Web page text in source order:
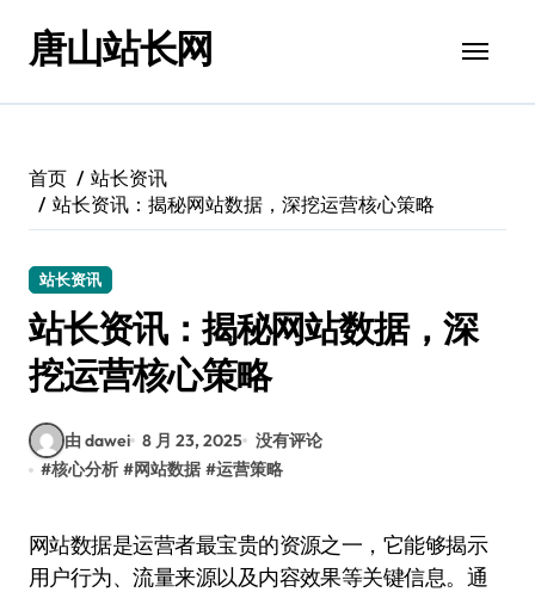
唐山站长网
首页
站长资讯
站长资讯：揭秘网站数据，深挖运营核心策略
站长资讯
站长资讯：揭秘网站数据，深
挖运营核心策略
由 dawei 8 月 23, 2025 没有评论
#核心分析 #网站数据 #运营策略
网站数据是运营者最宝贵的资源之一，它能够揭示
用户行为、流量来源以及内容效果等关键信息。通